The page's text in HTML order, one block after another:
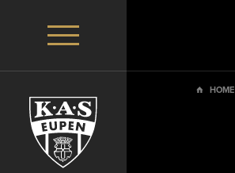
HOME